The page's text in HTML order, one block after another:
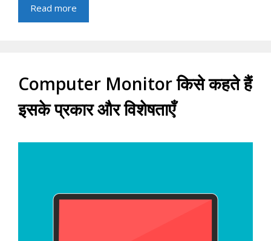
Read more
Computer Monitor किसे कहते हैं
इसके प्रकार और विशेषताएँ